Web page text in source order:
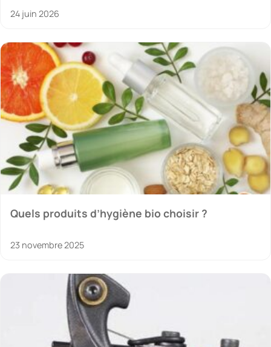
24 juin 2026
Quels produits d’hygiène bio choisir ?
23 novembre 2025